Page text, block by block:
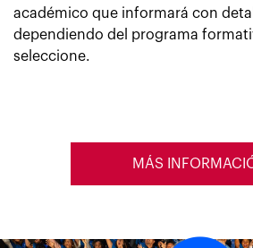
académico que informará con
dependiendo del programa
seleccione.
MÁS